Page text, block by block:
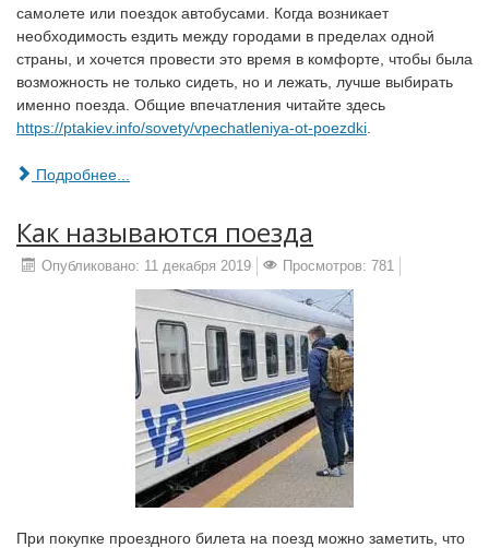
самолете или поездок автобусами. Когда возникает
необходимость ездить между городами в пределах одной
страны, и хочется провести это время в комфорте, чтобы была
возможность не только сидеть, но и лежать, лучше выбирать
именно поезда. Общие впечатления читайте здесь
https://ptakiev.info/sovety/vpechatleniya-ot-poezdki
Подробнее...
Как называются поезда
Опубликовано: 11 декабря 2019 Просмотров: 781
При покупке проездного билета на поезд можно заметить, что